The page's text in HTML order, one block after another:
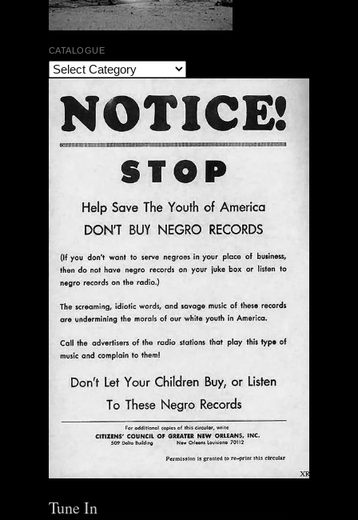
CATALOGUE
Tune In